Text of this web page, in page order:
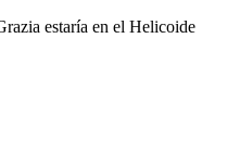
estaría en el Helicoide